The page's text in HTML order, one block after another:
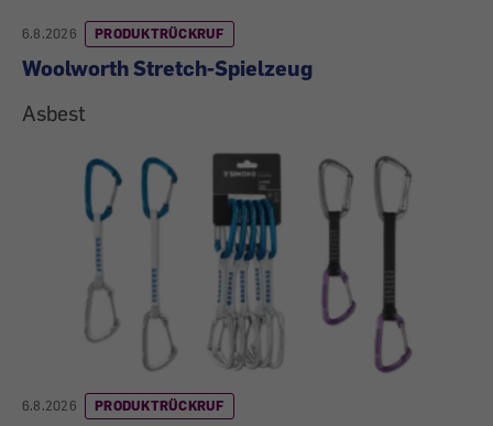
6.8.2026 PRODUKTRÜCKRUF
Woolworth Stretch-Spielzeug
Asbest
6.8.2026 PRODUKTRÜCKRUF